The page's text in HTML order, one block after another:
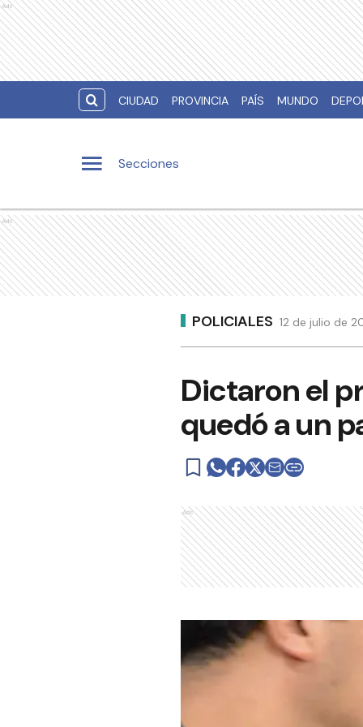
Ads
CIUDAD PROVINCIA PAÍS MUNDO
Secciones
Ads
POLICIALES 12 de julio de
Dictaron el
quedó a un
Ads